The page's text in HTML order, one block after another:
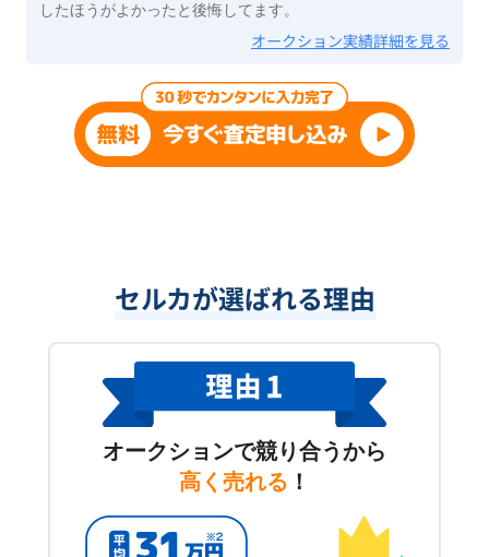
したほうがよかったと後悔してます。
オークション実績詳細を見る
セルカが選ばれる理由
オークションで競り合うから
高く売れる ！